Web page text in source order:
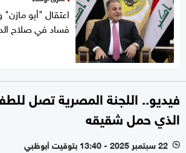
اعتقال "أبو
فساد في صلاح
فيديو.. اللجنة المصرية تصل
الذي حمل شقيقه
l 22 سبتمبر 2025 - 13:40 بتوقيت أبوظبي